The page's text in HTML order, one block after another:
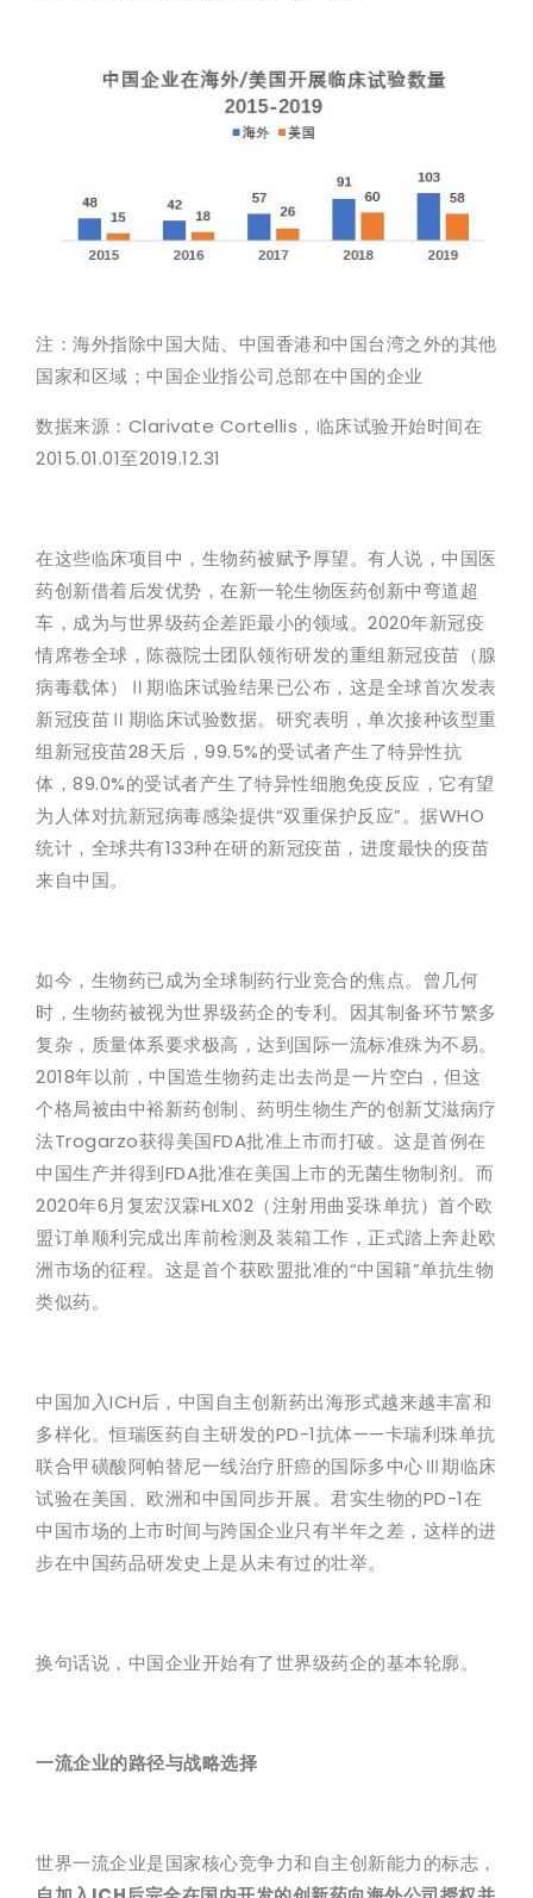
注：海外指除中国大陆、中国香港和中国台湾之外的其他
国家和区域；中国企业指公司总部在中国的企业
数据来源：Clarivate Cortellis，临床试验开始时间在
2015.01.01至2019.12.31
在这些临床项目中，生物药被赋予厚望。有人说，中国医
药创新借着后发优势，在新一轮生物医药创新中弯道超
车，成为与世界级药企差距最小的领域。2020年新冠疫
情席卷全球，陈薇院士团队领衔研发的重组新冠疫苗（腺
病毒载体）Ⅱ期临床试验结果已公布，这是全球首次发表
新冠疫苗Ⅱ期临床试验数据。研究表明，单次接种该型重
组新冠疫苗28天后，99.5%的受试者产生了特异性抗
体，89.0%的受试者产生了特异性细胞免疫反应，它有望
为人体对抗新冠病毒感染提供“双重保护反应”。据WHO
统计，全球共有133种在研的新冠疫苗，进度最快的疫苗
来自中国。
如今，生物药已成为全球制药行业竞合的焦点。曾几何
时，生物药被视为世界级药企的专利。因其制备环节繁多
复杂，质量体系要求极高，达到国际一流标准殊为不易。
2018年以前，中国造生物药走出去尚是一片空白，但这
个格局被由中裕新药创制、药明生物生产的创新艾滋病疗
法Trogarzo获得美国FDA批准上市而打破。这是首例在
中国生产并得到FDA批准在美国上市的无菌生物制剂。而
2020年6月复宏汉霖HLX02（注射用曲妥珠单抗）首个欧
盟订单顺利完成出库前检测及装箱工作，正式踏上奔赴欧
洲市场的征程。这是首个获欧盟批准的“中国籍”单抗生物
类似药。
中国加入ICH后，中国自主创新药出海形式越来越丰富和
多样化。恒瑞医药自主研发的PD-1抗体——卡瑞利珠单抗
联合甲磺酸阿帕替尼一线治疗肝癌的国际多中心Ⅲ期临床
试验在美国、欧洲和中国同步开展。君实生物的PD-1在
中国市场的上市时间与跨国企业只有半年之差，这样的进
步在中国药品研发史上是从未有过的壮举。
换句话说，中国企业开始有了世界级药企的基本轮廓。
一流企业的路径与战略选择
世界一流企业是国家核心竞争力和自主创新能力的标志，